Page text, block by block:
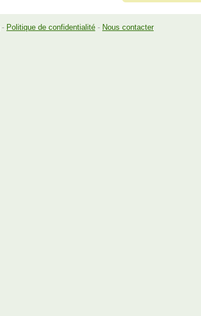
- Politique de confidentialité - Nous contacter